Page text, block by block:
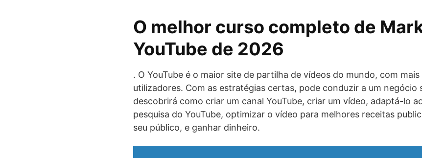
O melhor curso completo de
YouTube de 2026
. O YouTube é o maior site de partilha de vídeos do mundo, com mais
utilizadores. Com as estratégias certas, pode conduzir a um negócio
descobrirá como criar um canal YouTube, criar um vídeo, adaptá-lo
pesquisa do YouTube, optimizar o vídeo para melhores receitas
seu público, e ganhar dinheiro.